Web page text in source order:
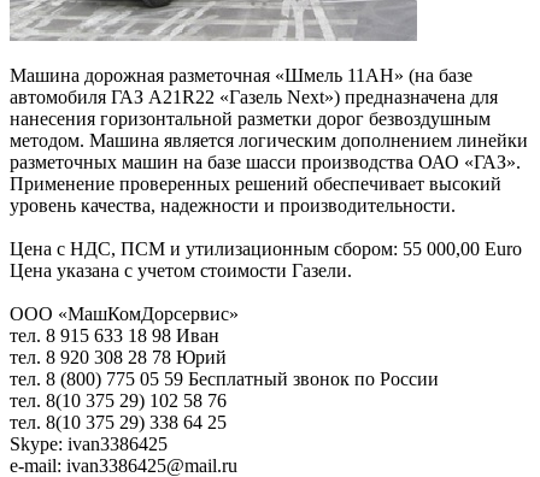
Машина дорожная разметочная «Шмель 11АН» (на базе
автомобиля ГАЗ А21R22 «Газель Next») предназначена для
нанесения горизонтальной разметки дорог безвоздушным
методом. Машина является логическим дополнением линейки
разметочных машин на базе шасси производства ОАО «ГАЗ».
Применение проверенных решений обеспечивает высокий
уровень качества, надежности и производительности.
Цена с НДС, ПСМ и утилизационным сбором: 55 000,00 Euro
Цена указана с учетом стоимости Газели.
ООО «МашКомДорсервис»
тел. 8 915 633 18 98 Иван
тел. 8 920 308 28 78 Юрий
тел. 8 (800) 775 05 59 Бесплатный звонок по России
тел. 8(10 375 29) 102 58 76
тел. 8(10 375 29) 338 64 25
Skype: ivan3386425
e-mail: ivan3386425@mail.ru